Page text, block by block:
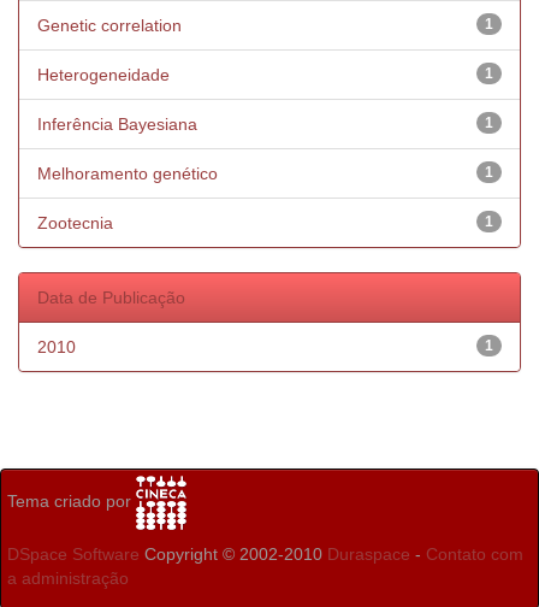
1
Genetic correlation
1
Heterogeneidade
1
Inferência Bayesiana
1
Melhoramento genético
1
Zootecnia
Data de Publicação
1
2010
Tema criado por
DSpace Software Copyright © 2002-2010 Duraspace - Contato com
a administração